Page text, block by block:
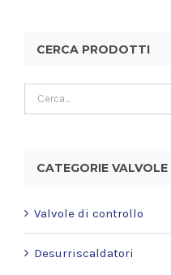
CERCA PRODOTTI
CATEGORIE VALVOLE
Valvole di controllo
Desurriscaldatori